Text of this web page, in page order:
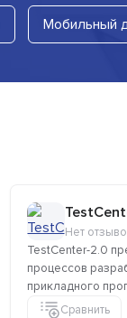
Мобильный
Нет
TestCenter-2.0
процессов
прикладного
Сравнить